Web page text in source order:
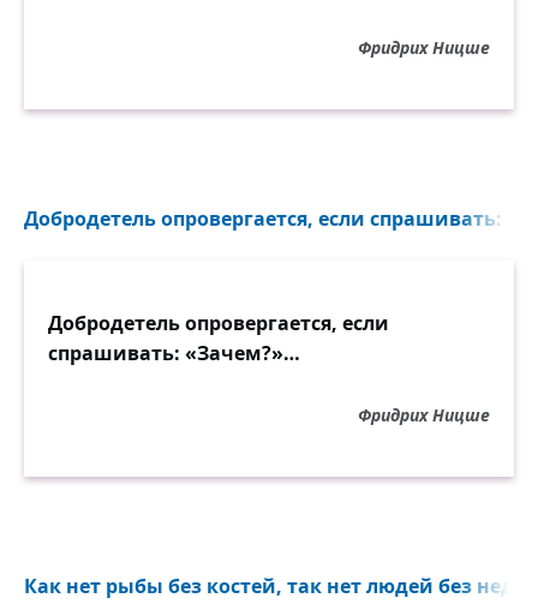
Фридрих Ницше
Добродетель опровергается, если спрашивать:
Добродетель опровергается, если
спрашивать: «Зачем?»…
Фридрих Ницше
Как нет рыбы без костей, так нет людей без